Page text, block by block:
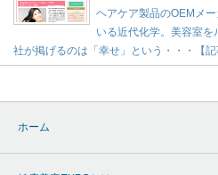
ヘアケア製品のOEMメ
いる近代化学。美容室
社が掲げるのは「幸せ」という・・・【記
ホーム